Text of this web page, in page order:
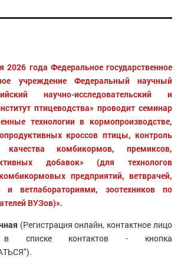
2026 года Федеральное государственное
учреждение Федеральный научный
научно-исследовательский и
птицеводства» проводит семинар
технологии в кормопроизводстве,
кроссов птицы, контроль
качества комбикормов, премиксов,
добавок» (для технологов
предприятий, ветврачей,
ветлабораториями, зоотехников по
ВУЗов)».
(Регистрация онлайн, контактное лицо
списке контактов - кнопка